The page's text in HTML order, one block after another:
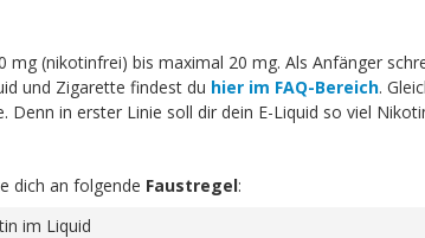
mg (nikotinfrei) bis maximal 20 mg. Als Anfänger
und Zigarette findest du hier im FAQ-Bereich.
in erster Linie soll dir dein E-Liquid so viel
dich an folgende Faustregel:
im Liquid